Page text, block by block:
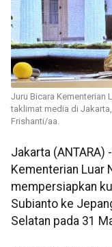
Juru Bicara Kementerian
taklimat media di
Frishanti/aa.
Jakarta (ANTARA) -
Kementerian Luar
mempersiapkan
Subianto ke
Selatan pada 31